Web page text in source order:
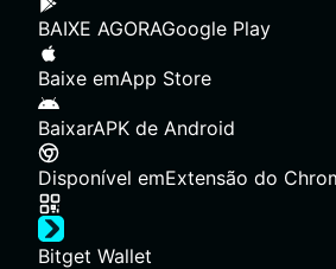
BAIXE AGORAGoogle Play
Baixe emApp Store
BaixarAPK de Android
Disponível emExtensão do
Bitget Wallet